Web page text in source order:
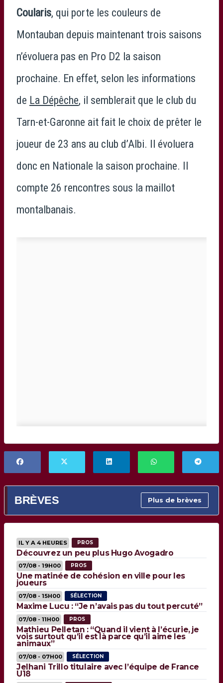
Coularis, qui porte les couleurs de
Montauban depuis maintenant trois saisons
n’évoluera pas en Pro D2 la saison
prochaine. En effet, selon les informations
de La Dépêche, il semblerait que le club du
Tarn-et-Garonne ait fait le choix de prêter le
joueur de 23 ans au club d’Albi. Il évoluera
donc en Nationale la saison prochaine. Il
compte 26 rencontres sous la maillot
montalbanais.
BRÈVES Plus de brèves
IL Y A 4 HEURES PROS
Découvrez un peu plus Hugo Avogadro
07/08 - 19H00 PROS
Une matinée de cohésion en ville pour les
joueurs
07/08 - 15H00 SÉLECTION
Maxime Lucu : “Je n’avais pas du tout percuté”
07/08 - 11H00 PROS
Mathieu Pelletan : “Quand il vient à l’écurie, je
vois surtout qu’il est là parce qu’il aime les
animaux”
07/08 - 07H00 SÉLECTION
Jelhani Trillo titulaire avec l’équipe de France
U18